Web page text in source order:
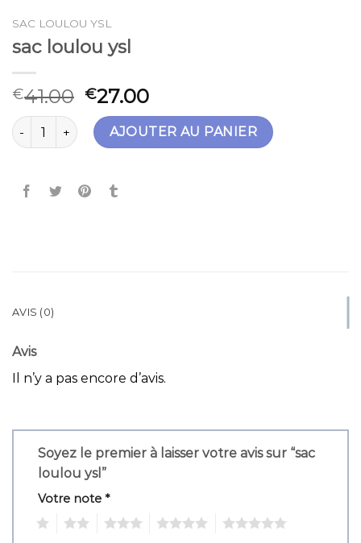
SAC LOULOU YSL
sac loulou ysl
€41.00 €27.00
quantité de sac loulou yslAJOUTER AU PANIER
AVIS (0)
Avis
Il n’y a pas encore d’avis.
Soyez le premier à laisser votre avis sur “sac
loulou ysl”
Votre note *